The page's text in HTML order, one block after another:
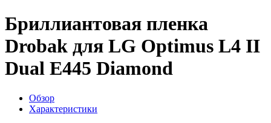
Бриллиантовая пленка
Drobak для LG Optimus L4 II
Dual E445 Diamond
Обзор
Характеристики